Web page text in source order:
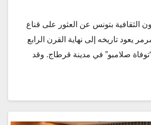
الثقافية بتونس عن العثور على قناع
يعود تاريخه إلى نهاية القرن الرابع
“توفاة صلامبو” في مدينة قرطاج. وقد